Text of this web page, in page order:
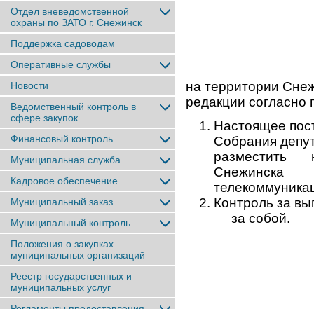
Отдел вневедомственной
охраны по ЗАТО г. Снежинск
Поддержка садоводам
Оперативные службы
Новости
Ведомственный контроль в
сфере закупок
Финансовый контроль
Муниципальная служба
Кадровое обеспечение
Муниципальный заказ
Муниципальный контроль
Положения о закупках
муниципальных организаций
Реестр государственных и
муниципальных услуг
на территории
редакции
Настоящее
Собрания
разместить
Контроль за
за собой.